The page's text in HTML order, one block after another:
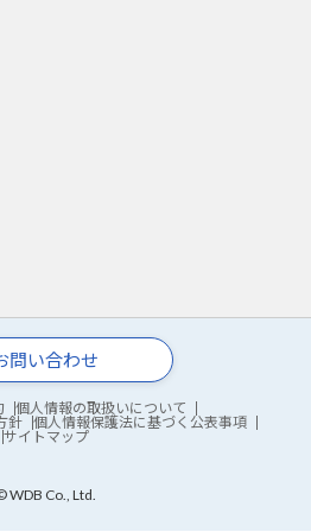
問い合わせ
個人情報の取扱いについて
針
個人情報保護法に基づく公表事項
サイトマップ
WDB Co., Ltd.